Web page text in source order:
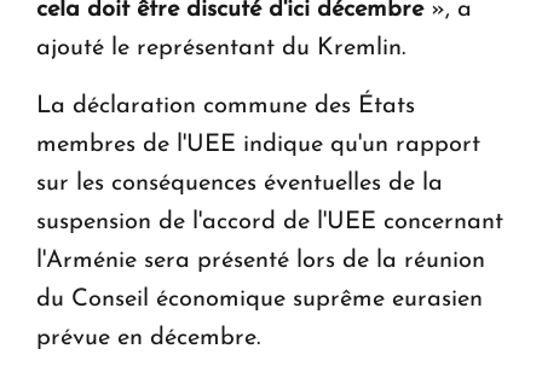
cela doit être discuté d'ici décembre », a
ajouté le représentant du Kremlin.
La déclaration commune des États
membres de l'UEE indique qu'un rapport
sur les conséquences éventuelles de la
suspension de l'accord de l'UEE concernant
l'Arménie sera présenté lors de la réunion
du Conseil économique suprême eurasien
prévue en décembre.